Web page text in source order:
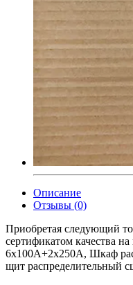
Описание
Отзывы (0)
Приобретая следующий
сертификатом качества
6х100А+2х250А, Шкаф
щит распределительный